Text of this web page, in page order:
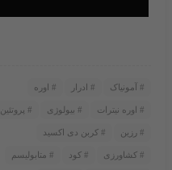
آمونیاک ادرار اوره
اوره نیترات بیولوژی پروتئین
رزین کربن دی اکسید
کشاورزی کود متابولیسم